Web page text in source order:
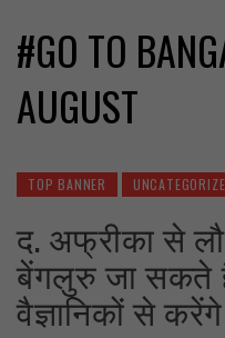
#GO TO
AUGUST
TOP BANNER
द. अफ्रीका से
बेंगलुरु जा सकते हैं
वैज्ञानिकों से